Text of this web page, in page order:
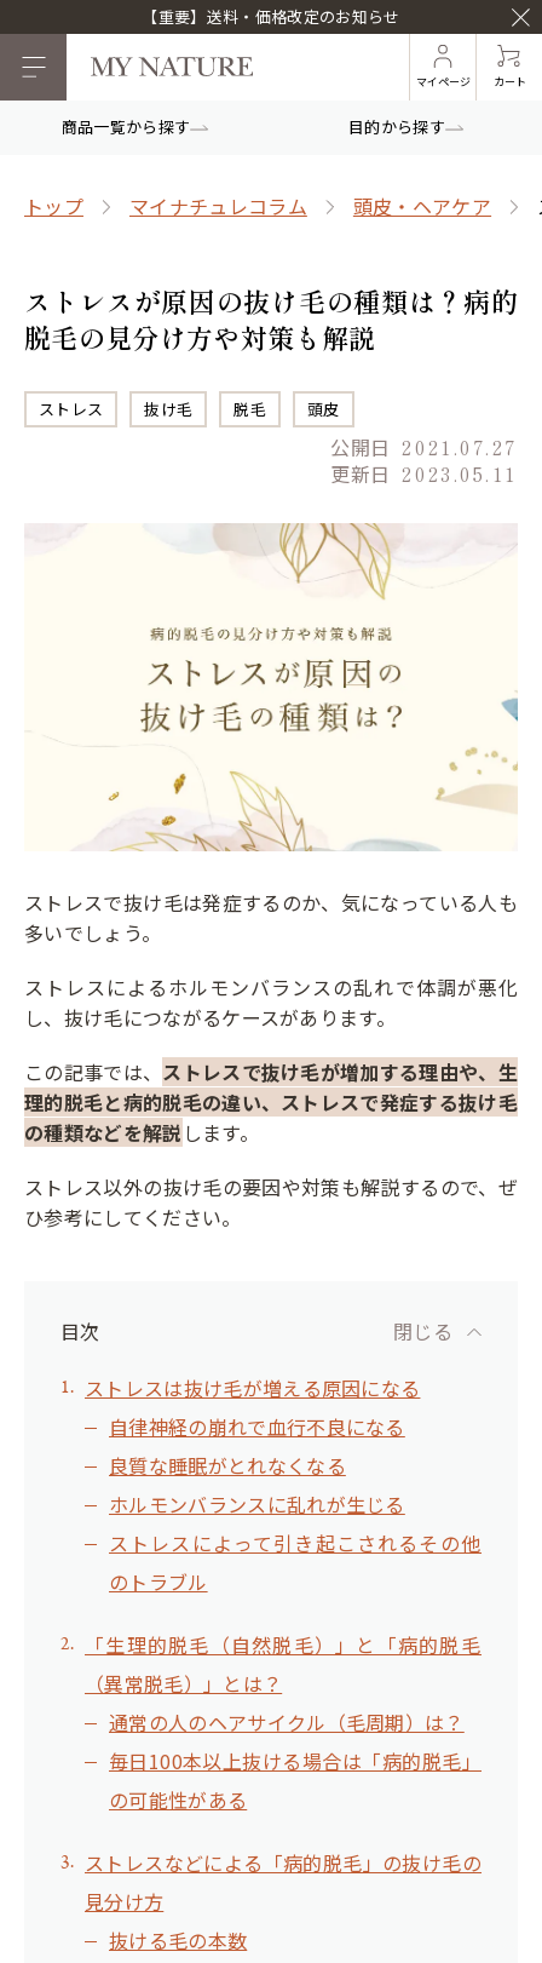
【重要】送料・価格改定のお知らせ
マイページ カート
商品一覧から探す 目的から探す
トップ マイナチュレコラム 頭皮・ヘアケア
ストレスが原因の抜け毛の種類は？病的
脱毛の見分け方や対策も解説
ストレス 抜け毛 脱毛 頭皮
公開日 2021.07.27
更新日 2023.05.11
ストレスで抜け毛は発症するのか、気になっている人も
多いでしょう。
ストレスによるホルモンバランスの乱れで体調が悪化
し、抜け毛につながるケースがあります。
この記事では、 ストレスで抜け毛が増加する理由や、生
理的脱毛と病的脱毛の違い、ストレスで発症する抜け毛
の種類などを解説 します。
ストレス以外の抜け毛の要因や対策も解説するので、ぜ
ひ参考にしてください。
目次
ストレスは抜け毛が増える原因になる
自律神経の崩れで血行不良になる
良質な睡眠がとれなくなる
ホルモンバランスに乱れが生じる
ストレスによって引き起こされるその他
のトラブル
「生理的脱毛（自然脱毛）」と「病的脱毛
（異常脱毛）」とは？
通常の人のヘアサイクル（毛周期）は？
毎日100本以上抜ける場合は「病的脱毛」
の可能性がある
ストレスなどによる「病的脱毛」の抜け毛の
見分け方
抜ける毛の本数
閉じる